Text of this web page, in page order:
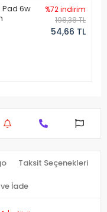
6w
%72 indirim
198,38 TL
54,66 TL
Taksit Seçenekleri
İade